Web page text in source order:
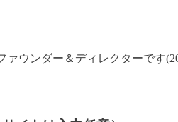
ウンダー＆ディレクターです